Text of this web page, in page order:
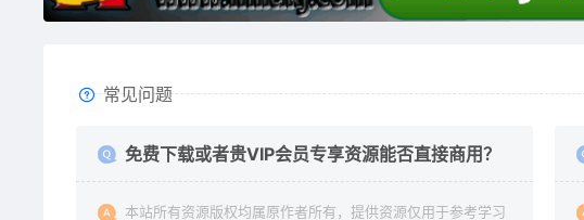
常见问题
免费下载或者贵VIP会员专享资源能否直接商用？
本站所有资源版权均属原作者所有，提供资源仅用于参考学习